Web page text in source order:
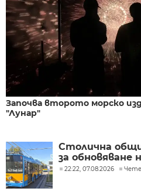
Започва второто морско
"Лунар"
Столична
за обновяване
22:22, 07.08.2026 Чете